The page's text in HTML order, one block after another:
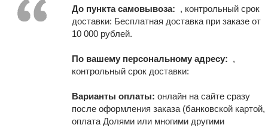
До пункта самовывоза: , контрольный срок
доставки: Бесплатная доставка при заказе от
10 000 рублей.
По вашему персональному адресу: ,
контрольный срок доставки:
Варианты оплаты: онлайн на сайте сразу
после оформления заказа (банковской картой,
оплата Долями или многими другими